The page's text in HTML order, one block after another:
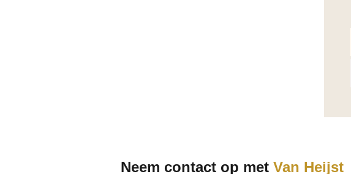
Neem contact op met Van Heijst